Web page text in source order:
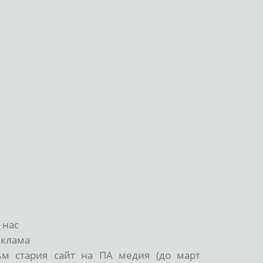
нас
стария сайт на ПА медия (до март